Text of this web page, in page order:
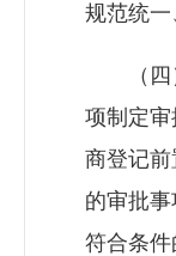
规范统一
（四）
项制定
商登记
的审批
符合条